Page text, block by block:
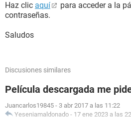
Haz clic aquí
para acceder a la
contraseñas.
Saludos
Discusiones similares
Película descargada me
Juancarlos19845 - 3 abr 2017 a las 11:22
Yeseniamaldonado - 17 ene 2023 a las